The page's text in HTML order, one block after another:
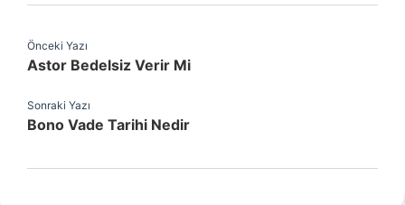
Önceki Yazı
Astor Bedelsiz Verir Mi
Sonraki Yazı
Bono Vade Tarihi Nedir